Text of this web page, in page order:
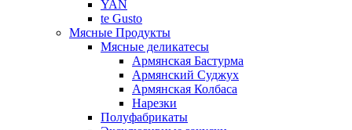
YAN
te Gusto
Мясные Продукты
Мясные деликатесы
Армянская Бастурма
Армянский Суджух
Армянская Колбаса
Нарезки
Полуфабрикаты